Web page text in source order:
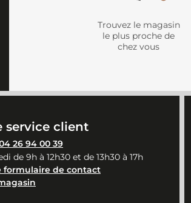
Trouvez le magasin
le plus proche de
chez vous
service client
26 94 00 39
de 9h à 12h30 et de 13h30 à 17h
formulaire de contact